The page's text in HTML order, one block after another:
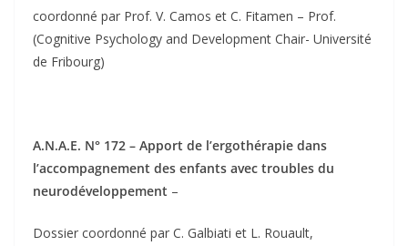
coordonné par Prof. V. Camos et C. Fitamen – Prof.
(Cognitive Psychology and Development Chair- Université
de Fribourg)
A.N.A.E. N° 172 – Apport de l’ergothérapie dans
l’accompagnement des enfants avec troubles du
neurodéveloppement –
Dossier coordonné par C. Galbiati et L. Rouault,